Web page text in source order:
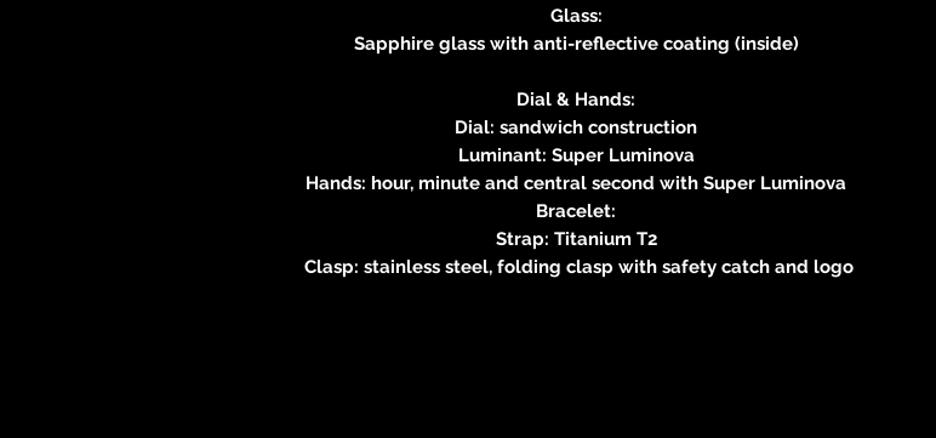
Glass:
Sapphire glass with anti-reflective coating (inside)
Dial & Hands:
Dial: sandwich construction
Luminant: Super Luminova
Hands: hour, minute and central second with Super Luminova
Bracelet:
Strap: Titanium T2
Clasp: stainless steel, folding clasp with safety catch and logo